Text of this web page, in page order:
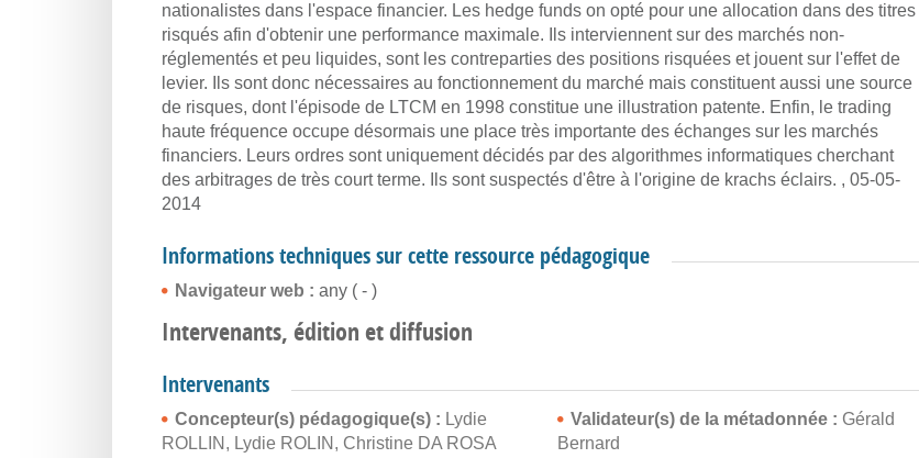
nationalistes dans l'espace financier. Les hedge funds on opté pour une allocation dans des titres
risqués afin d'obtenir une performance maximale. Ils interviennent sur des marchés non-
réglementés et peu liquides, sont les contreparties des positions risquées et jouent sur l'effet de
levier. Ils sont donc nécessaires au fonctionnement du marché mais constituent aussi une source
de risques, dont l'épisode de LTCM en 1998 constitue une illustration patente. Enfin, le trading
haute fréquence occupe désormais une place très importante des échanges sur les marchés
financiers. Leurs ordres sont uniquement décidés par des algorithmes informatiques cherchant
des arbitrages de très court terme. Ils sont suspectés d'être à l'origine de krachs éclairs. , 05-05-
2014
Informations techniques sur cette ressource pédagogique
Navigateur web : any ( - )
Intervenants, édition et diffusion
Intervenants
Concepteur(s) pédagogique(s) : Lydie
ROLLIN , Lydie ROLIN , Christine DA ROSA
Validateur(s) de la métadonnée : Gérald
Bernard